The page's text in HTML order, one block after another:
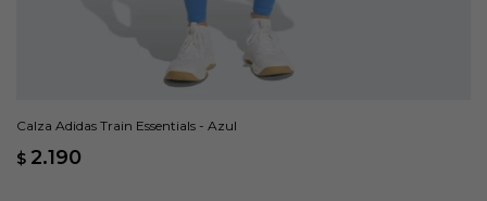
Calza Adidas Train Essentials - Azul
$ 2.190